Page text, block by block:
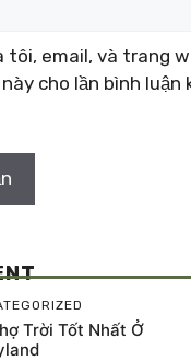
tôi, email, và trang
cho lần bình luận
Trời Tốt Nhất Ở